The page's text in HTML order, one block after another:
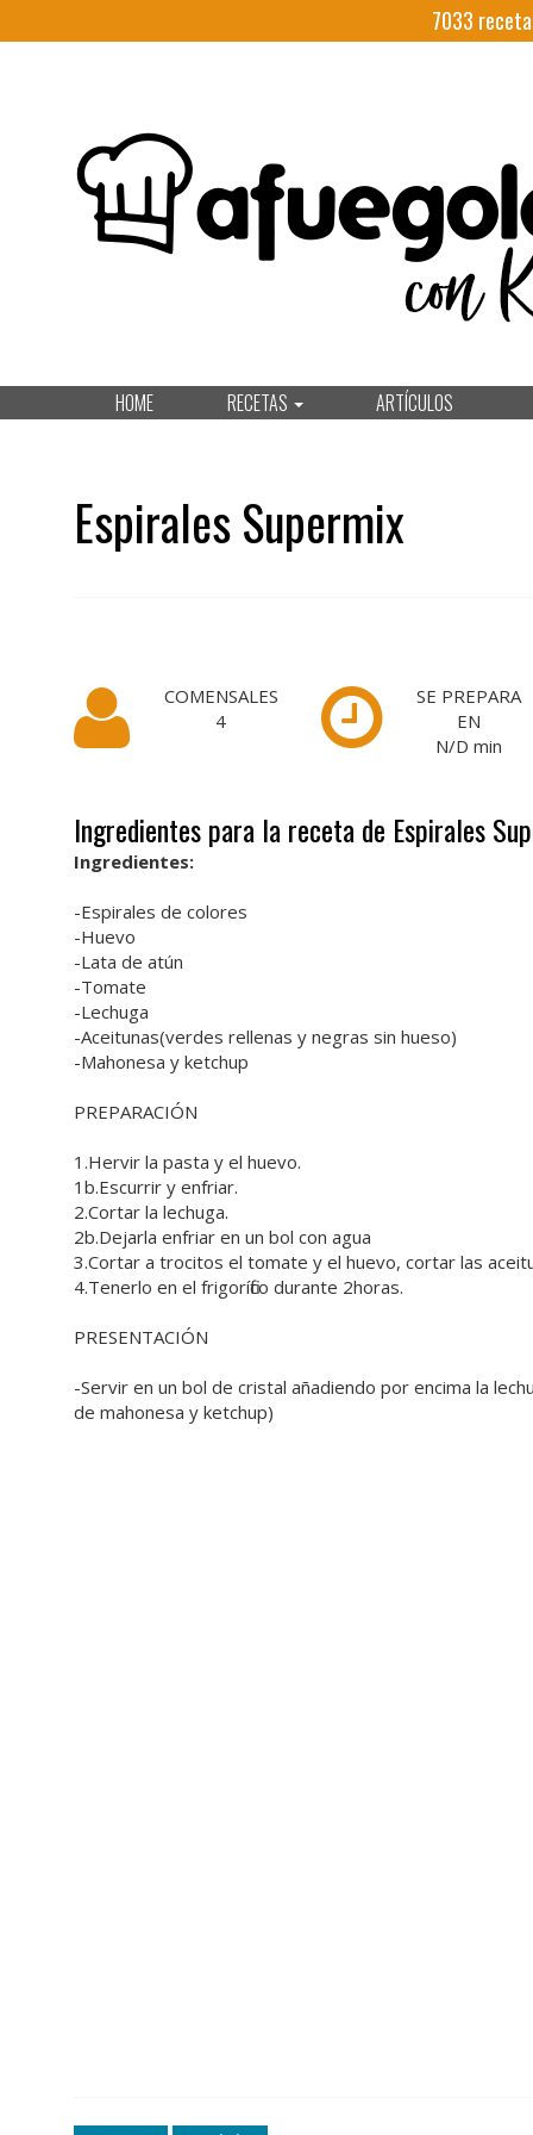
7033
HOME RECETAS ARTÍCULOS
Espirales Supermix
COMENSALES
4
SE PREPARA
EN
N/D min
Ingredientes para la receta de Espirales
Ingredientes:
-Espirales de colores
-Huevo
-Lata de atún
-Tomate
-Lechuga
-Aceitunas(verdes rellenas y negras sin hueso)
-Mahonesa y ketchup
PREPARACIÓN
1.Hervir la pasta y el huevo.
1b.Escurrir y enfriar.
2.Cortar la lechuga.
2b.Dejarla enfriar en un bol con agua
3.Cortar a trocitos el tomate y el huevo, cortar las
4.Tenerlo en el frigorífico durante 2horas.
PRESENTACIÓN
-Servir en un bol de cristal añadiendo por encima la
de mahonesa y ketchup)